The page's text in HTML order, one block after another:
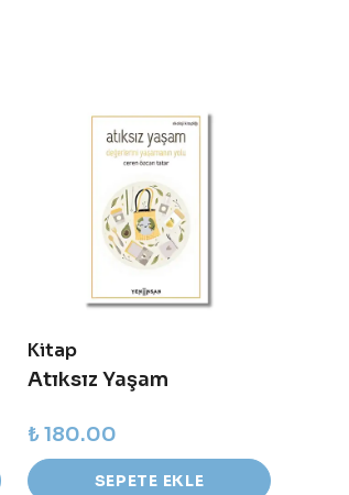
Kitap
Atıksız Yaşam
₺ 180.00
SEPETE EKLE